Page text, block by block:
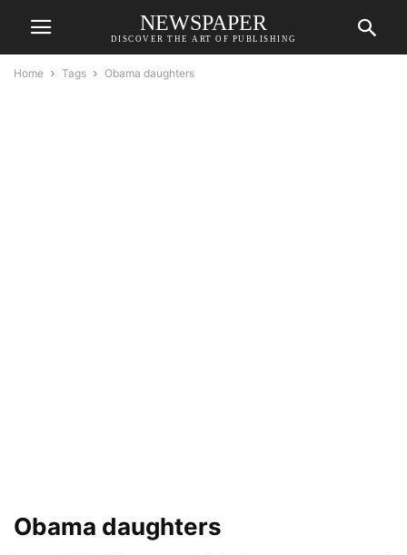
NEWSPAPER
DISCOVER THE ART OF PUBLISHING
Home Tags Obama daughters
Obama daughters